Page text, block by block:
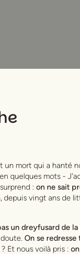
mort qui a hanté
quelques mots -
: on ne sait
depuis vingt ans de
un dreyfusard de
On se
Et nous voilà pris :